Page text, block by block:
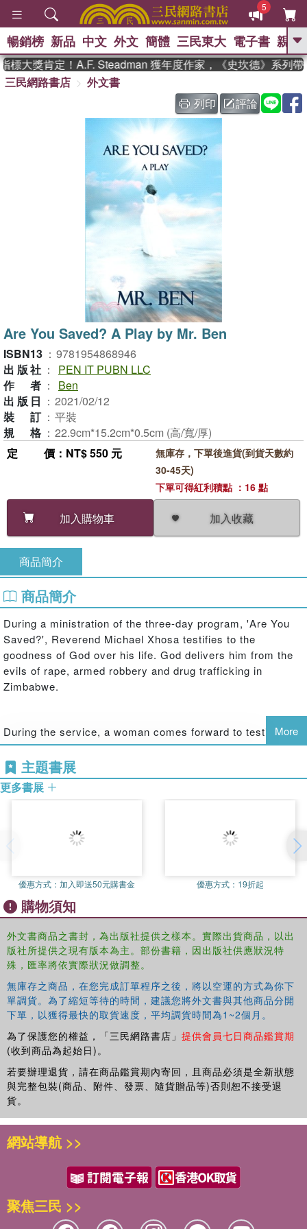
5
GO
The Odyssey 、 父親節 、 如果歷
史是一群喵 、 暑期推薦 、 國際布克
獎 臺灣漫遊錄
、 方念華
、 數學女孩：黎曼猜想
偉大的迷走神經
暢銷榜 新品 中文 外文 簡體 三民東大 電子書 親子
大獎肯定！A.F. Steadman 獲年度作家，《史坎德》系列帶
三民網路書店
外文書
列印
評論
Are You Saved? A Play by Mr. Ben
ISBN13 ： 9781954868946
出版社 ：
PEN IT PUBN LLC
作者 ：
Ben
出版日 ： 2021/02/12
裝訂 ： 平裝
規格 ： 22.9cm*15.2cm*0.5cm (高/寬/厚)
定價 ：NT$ 550 元
加入購物車 加入收藏
無庫存，下單後進貨(到貨天數約
30-45天)
下單可得紅利積點 ：16 點
商品簡介
商品簡介
During a ministration of the three-day program, 'Are You
Saved?', Reverend Michael Xhosa testifies to the
goodness of God over his life. God delivers him from the
evils of rape, armed robbery and drug trafficking in
Zimbabwe.
During the service, a woman comes forward to testify
about his dramatic past against her, asking him, 'Are You
Saved'?
More
主題書展
更多書展
優惠方式： 加入即送50元購書金 優惠方式： 19折起
購物須知
外文書商品之書封，為出版社提供之樣本。實際出貨商品，以出
版社所提供之現有版本為主。部份書籍，因出版社供應狀況特
殊，匯率將依實際狀況做調整。
無庫存之商品，在您完成訂單程序之後，將以空運的方式為你下
單調貨。為了縮短等待的時間，建議您將外文書與其他商品分開
下單，以獲得最快的取貨速度，平均調貨時間為1~2個月。
為了保護您的權益，「三民網路書店」 提供會員七日商品鑑賞期
(收到商品為起始日)。
若要辦理退貨，請在商品鑑賞期內寄回，且商品必須是全新狀態
與完整包裝(商品、附件、發票、隨貨贈品等)否則恕不接受退
貨。
網站導航 >>
聚焦三民 >>